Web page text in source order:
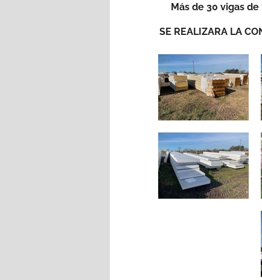
Más de 30 vigas de
SE REALIZARA LA